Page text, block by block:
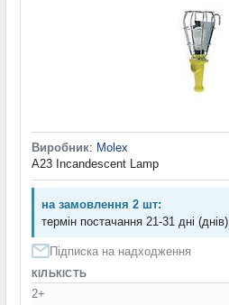
Виробник: Molex
A23 Incandescent Lamp
на замовлення 2 шт:
термін постачання 21-31 дні (днів)
Підписка на надходження
КІЛЬКІСТЬ
2+